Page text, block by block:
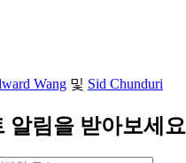
Wang 및 Sid Chunduri
알림을 받아보세요